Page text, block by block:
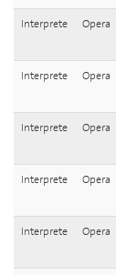
Interprete Opera
Interprete Opera
Interprete Opera
Interprete Opera
Interprete Opera